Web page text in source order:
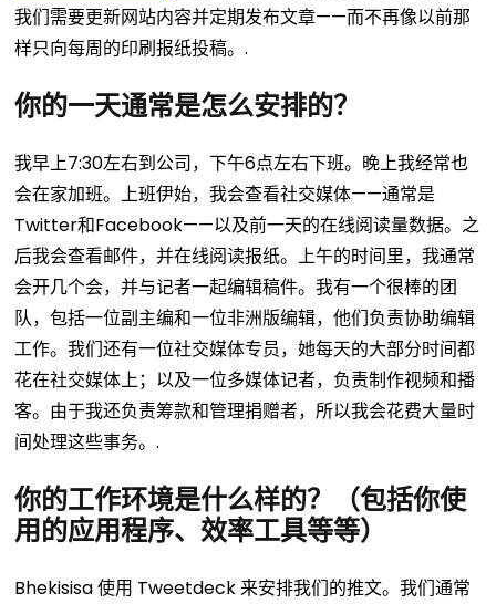
我们需要更新网站内容并定期发布文章——而不再像以前那
样只向每周的印刷报纸投稿。.
你的一天通常是怎么安排的？
我早上7:30左右到公司，下午6点左右下班。晚上我经常也
会在家加班。上班伊始，我会查看社交媒体——通常是
Twitter和Facebook——以及前一天的在线阅读量数据。之
后我会查看邮件，并在线阅读报纸。上午的时间里，我通常
会开几个会，并与记者一起编辑稿件。我有一个很棒的团
队，包括一位副主编和一位非洲版编辑，他们负责协助编辑
工作。我们还有一位社交媒体专员，她每天的大部分时间都
花在社交媒体上；以及一位多媒体记者，负责制作视频和播
客。由于我还负责筹款和管理捐赠者，所以我会花费大量时
间处理这些事务。.
你的工作环境是什么样的？（包括你使
用的应用程序、效率工具等等）
Bhekisisa 使用 Tweetdeck 来安排我们的推文。我们通常